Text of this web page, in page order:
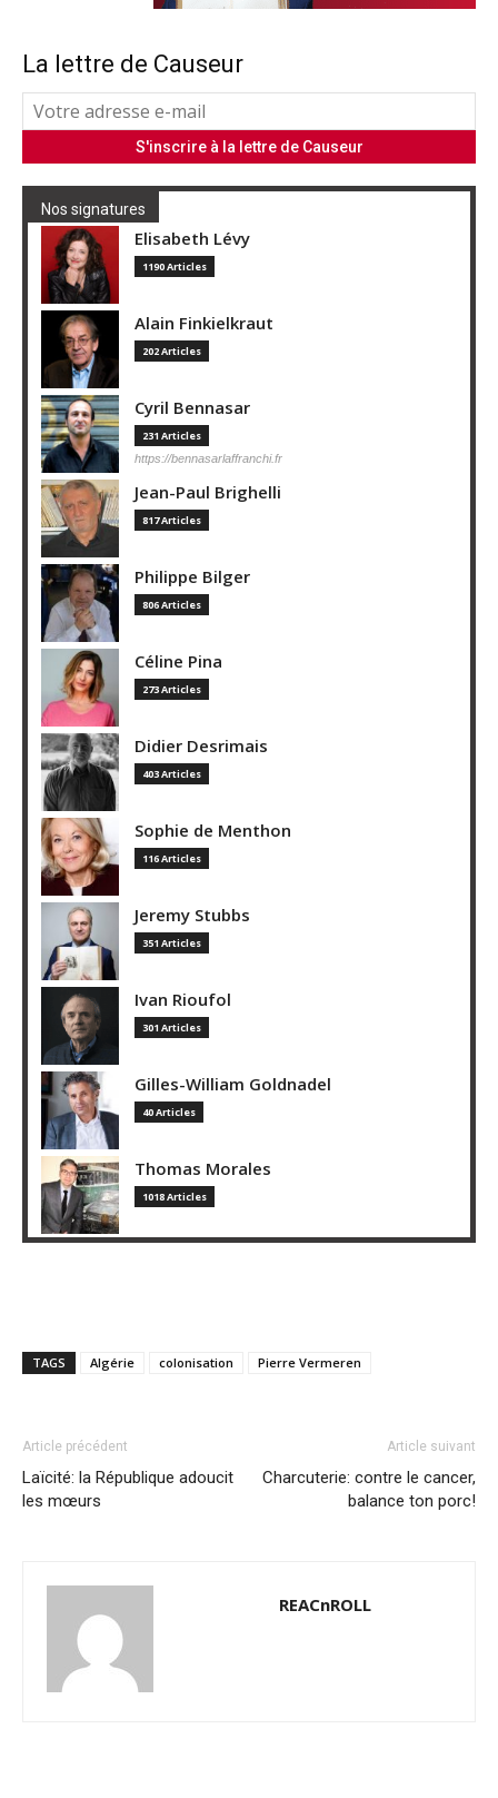
La lettre de Causeur
Nos signatures
Elisabeth Lévy
1190 Articles
Alain Finkielkraut
202 Articles
Cyril Bennasar
231 Articles
https://bennasarlaffranchi.fr
Jean-Paul Brighelli
817 Articles
Philippe Bilger
806 Articles
Céline Pina
273 Articles
Didier Desrimais
403 Articles
Sophie de Menthon
116 Articles
Jeremy Stubbs
351 Articles
Ivan Rioufol
301 Articles
Gilles-William Goldnadel
40 Articles
Thomas Morales
1018 Articles
TAGS Algérie colonisation Pierre Vermeren
Article précédent
Laïcité: la République adoucit
les mœurs
Article suivant
Charcuterie: contre le cancer,
balance ton porc!
REACnROLL